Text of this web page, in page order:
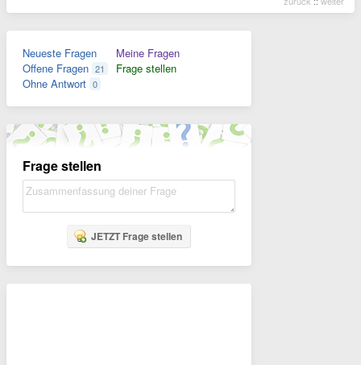
Neueste Fragen
Offene Fragen 21
Ohne Antwort 0
Meine Fragen
Frage stellen
Frage stellen
JETZT Frage stellen